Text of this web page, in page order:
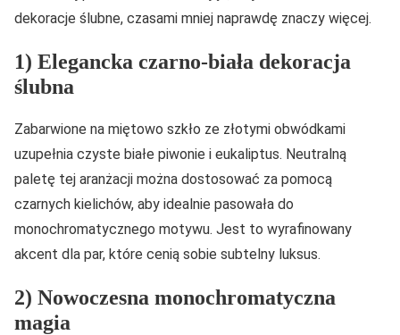
dekoracje ślubne, czasami mniej naprawdę znaczy więcej.
1) Elegancka czarno-biała dekoracja
ślubna
Zabarwione na miętowo szkło ze złotymi obwódkami
uzupełnia czyste białe piwonie i eukaliptus. Neutralną
paletę tej aranżacji można dostosować za pomocą
czarnych kielichów, aby idealnie pasowała do
monochromatycznego motywu. Jest to wyrafinowany
akcent dla par, które cenią sobie subtelny luksus.
2) Nowoczesna monochromatyczna
magia